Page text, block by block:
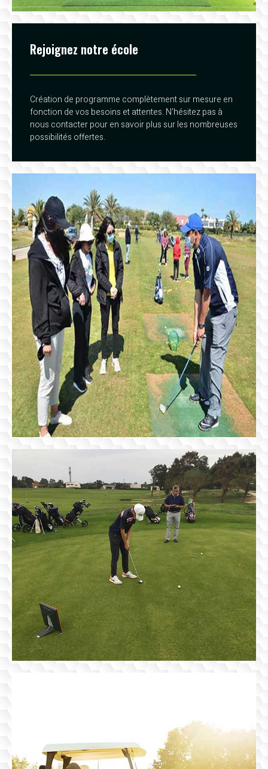
Rejoignez notre école
Création de programme complètement sur mesure en
fonction de vos besoins et attentes. N'hésitez pas à
nous contacter pour en savoir plus sur les nombreuses
possibilités offertes.